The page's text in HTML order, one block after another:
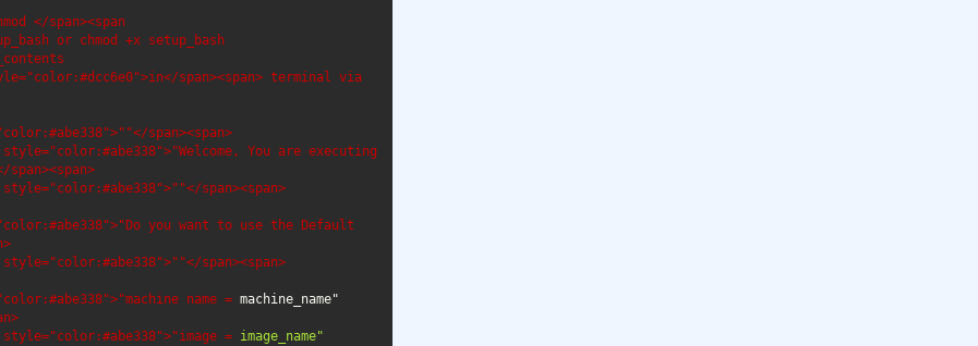
</span><span
or chmod +x setup_bash
span><span> terminal via
span><span>
style="color:#abe338">"Welcome, You are executing
style="color:#abe338">""</span><span>
you want to use the Default
style="color:#abe338">""</span><span>
name = machine_name"
style="color:#abe338">"image = image_name"